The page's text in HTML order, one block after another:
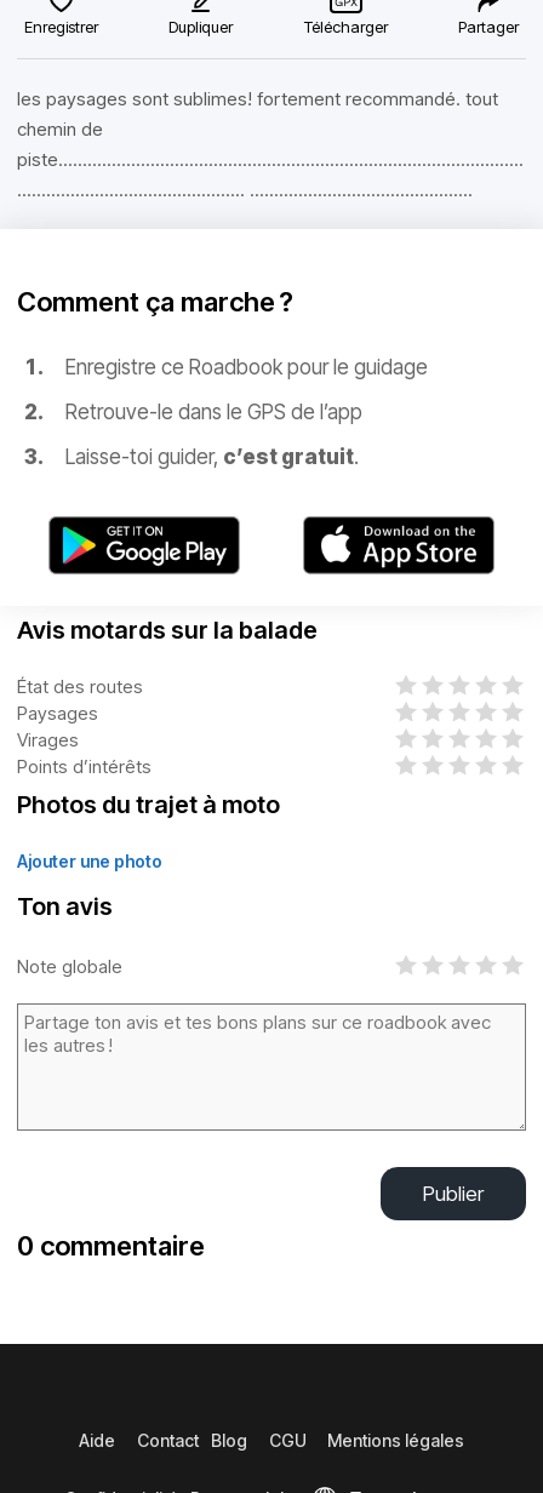
Enregistrer Dupliquer Télécharger Partager
les paysages sont sublimes! fortement recommandé. tout
chemin de
piste................................................................................................
............................................... ..............................................
Comment ça marche ?
Enregistre ce Roadbook pour le guidage
Retrouve-le dans le GPS de l’app
Laisse-toi guider, c’est gratuit.
Avis motards sur la balade
État des routes
Paysages
Virages
Points d’intérêts
Photos du trajet à moto
Ajouter une photo
Ton avis
Note globale
Publier
0 commentaire
Aide Contact Blog CGU Mentions légales